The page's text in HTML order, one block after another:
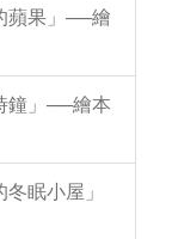
蘋果」──繪
鐘」──繪本
眠小屋」